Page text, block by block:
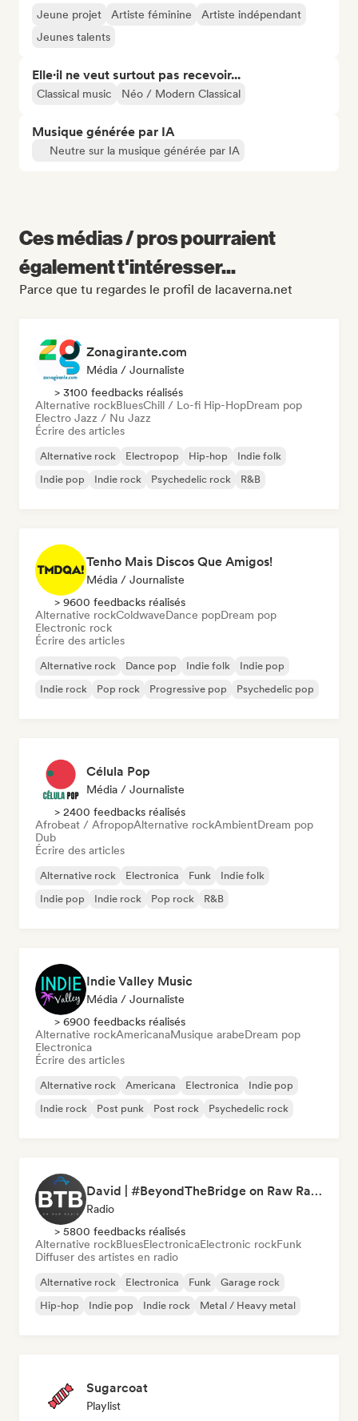
Jeune projet Artiste féminine
Artiste indépendant
Jeunes talents
Elle·il ne veut surtout pas recevoir...
Classical music Néo / Modern Classical
Musique générée par IA
Neutre sur la musique générée par IA
Ces médias / pros pourraient
également t'intéresser...
Parce que tu regardes le profil de lacaverna.net
Zonagirante.com
Média / Journaliste
> 3100 feedbacks réalisés
Alternative rockBluesChill / Lo-fi Hip-HopDream pop
Electro Jazz / Nu Jazz
Écrire des articles
Alternative rock Electropop Hip-hop
Indie folk
Indie pop
Indie rock Psychedelic rock R&B
Tenho Mais Discos Que Amigos!
Média / Journaliste
> 9600 feedbacks réalisés
Alternative rockColdwaveDance popDream pop
Electronic rock
Écrire des articles
Alternative rock Dance pop Indie folk
Indie pop
Indie rock
Pop rock Progressive pop Psychedelic pop
Célula Pop
Média / Journaliste
> 2400 feedbacks réalisés
Afrobeat / AfropopAlternative rockAmbientDream pop
Dub
Écrire des articles
Alternative rock Electronica Funk
Indie folk
Indie pop
Indie rock Pop rock R&B
Indie Valley Music
Média / Journaliste
> 6900 feedbacks réalisés
Alternative rockAmericanaMusique arabeDream pop
Electronica
Écrire des articles
Alternative rock Americana Electronica
Indie pop
Indie rock
Post punk Post rock Psychedelic rock
David | #BeyondTheBridge on Raw Radio |
Radio
> 5800 feedbacks réalisés
Alternative rockBluesElectronicaElectronic rockFunk
Diffuser des artistes en radio
Alternative rock Electronica Funk
Garage rock
Hip-hop
Indie pop Indie rock Metal / Heavy metal
Sugarcoat
Playlist